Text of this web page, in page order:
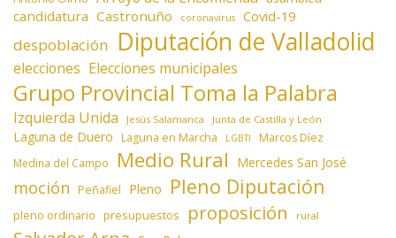
candidatura Castronuño coronavirus Covid-19
despoblación Diputación de Valladolid
elecciones Elecciones municipales
Grupo Provincial Toma la Palabra
Izquierda Unida Jesús Salamanca Junta de Castilla y León
Laguna de Duero Laguna en Marcha LGBTI Marcos Díez
Medina del Campo Medio Rural Mercedes San José
moción Peñafiel Pleno Pleno Diputación
pleno ordinario presupuestos proposición rural